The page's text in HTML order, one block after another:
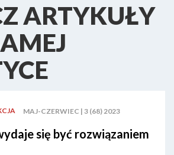
ARTYKUŁY
MAJ-CZERWIEC | 3 (68) 2023
się być rozwiązaniem